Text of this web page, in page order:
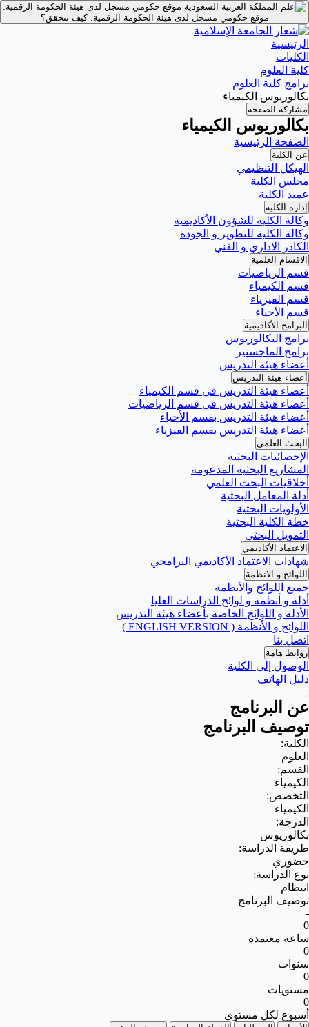
موقع حكومي مسجل لدى هيئة الحكومة الرقمية.
موقع حكومي مسجل لدى هيئة الحكومة الرقمية.كيف تتحقق؟
الرئيسية
الكليات
كلية العلوم
برامج كلية العلوم
بكالوريوس الكيمياء
مشاركة الصفحة
بكالوريوس الكيمياء
الصفحة الرئيسية
عن الكلية
الهيكل التنظيمي
مجلس الكلية
عميد الكلية
إدارة الكلية
وكالة الكلية للشؤون الأكاديمية
وكالة الكلية للتطوير و الجودة
الكادر الاداري و الفني
الاقسام العلمية
قسم الرياضيات
قسم الكيمياء
قسم الفيزياء
قسم الأحياء
البرامج الأكاديمية
برامج البكالوريوس
برامج الماجستير
أعضاء هيئة التدريس
أعضاء هيئة التدريس
أعضاء هيئة التدريس في قسم الكيمياء
أعضاء هيئة التدريس في قسم الرياضيات
أعضاء هيئة التدريس بقسم الأحياء
أعضاء هيئة التدريس بقسم الفيزياء
البحث العلمي
الإحصائيات البحثية
المشاريع البحثية المدعومة
أخلاقيات البحث العلمي
أدلة المعامل البحثية
الأولويات البحثية
خطة الكلية البحثية
التمويل البحثي
الاعتماد الأكاديمي
شهادات الاعتماد الأكاديمي البرامجي
اللوائح و الانظمة
جميع اللوائح والأنظمة
أدلة و أنظمة و لوائح الدراسات العليا
الأدلة و اللوائح الخاصة بأعضاء هيئة التدريس
اللوائح و الأنظمة ( ENGLISH VERSION )
اتصل بنا
روابط هامة
الوصول إلى الكلية
دليل الهاتف
عن البرنامج
توصيف البرنامج
الكلية:
العلوم
القسم:
الكيمياء
التخصص:
الكيمياء
الدرجة:
بكالوريوس
طريقة الدراسة:
حضوري
نوع الدراسة:
انتظام
توصيف البرنامج
-
0
ساعة معتمدة
0
سنوات
0
مستويات
0
أسبوع لكل مستوى